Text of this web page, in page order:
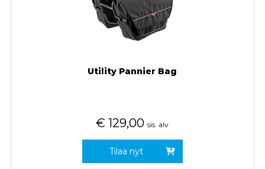
Utility Pannier Bag
€ 129,00 sis. alv
Tilaa nyt